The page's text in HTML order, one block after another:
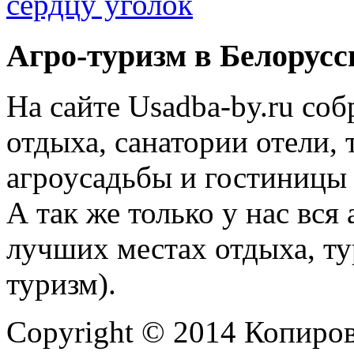
Агро-туризм в
На сайте Usadba-by.ru
отдыха, санатории
агроусадьбы и
А так же только у нас
лучших местах отдыха,
туризм).
Copyright © 2014